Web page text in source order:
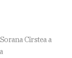
Cîrstea a